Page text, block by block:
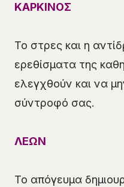
ΚΑΡΚΙΝΟΣ
Το στρες και η
ερεθίσματα της
ελεγχθούν και να
σύντροφό σας.
ΛΕΩΝ
Το απόγευμα